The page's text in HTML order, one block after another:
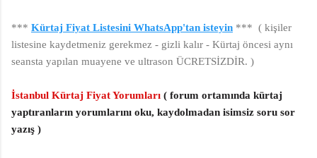
*** Kürtaj Fiyat Listesini WhatsApp'tan isteyin *** ( kişiler
listesine kaydetmeniz gerekmez - gizli kalır - Kürtaj öncesi aynı
seansta yapılan muayene ve ultrason ÜCRETSİZDİR. )
İstanbul Kürtaj Fiyat Yorumları ( forum ortamında kürtaj
yaptıranların yorumlarını oku, kaydolmadan isimsiz soru sor
yazış )